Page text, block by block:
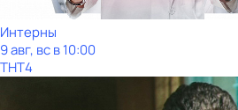
Интерны
9 авг, вс в 10:00
ТНТ4